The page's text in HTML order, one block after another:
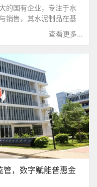
的国有企业，专注于水
销售，其水泥制品在基
广泛应用。集团作为水
，采用现代化生产设备
查看更多...
，数字赋能普惠金